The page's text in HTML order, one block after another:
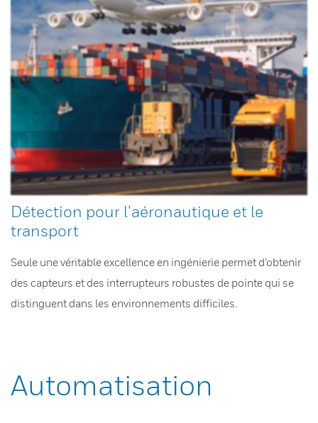
Détection pour l’aéronautique et le
transport
Seule une véritable excellence en ingénierie permet d’obtenir
des capteurs et des interrupteurs robustes de pointe qui se
distinguent dans les environnements difficiles.
Automatisation